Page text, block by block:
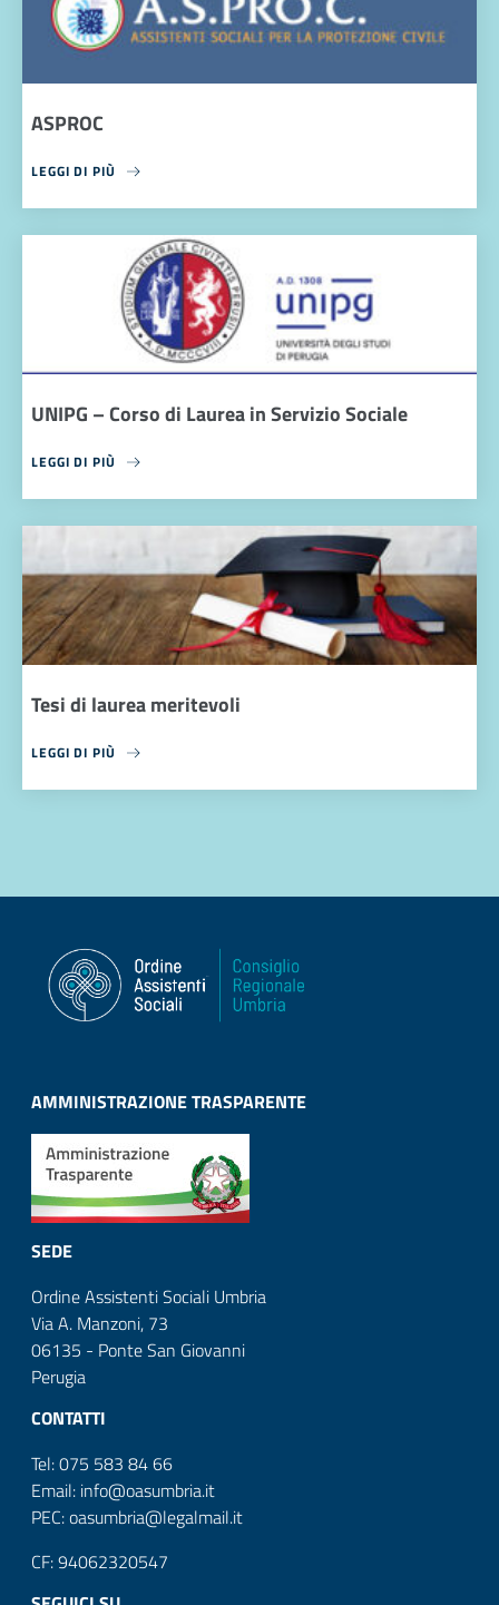
ASPROC
LEGGI DI PIÙ
UNIPG – Corso di Laurea in Servizio Sociale
LEGGI DI PIÙ
Tesi di laurea meritevoli
LEGGI DI PIÙ
AMMINISTRAZIONE TRASPARENTE
SEDE
Ordine Assistenti Sociali Umbria
Via A. Manzoni, 73
06135 - Ponte San Giovanni
Perugia
CONTATTI
Tel: 075 583 84 66
Email: info@oasumbria.it
PEC: oasumbria@legalmail.it
CF: 94062320547